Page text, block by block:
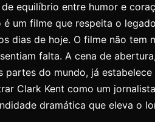
equilíbrio entre humor e
um filme que respeita o
dias de hoje. O filme não tem
falta. A cena de
partes do mundo, já
Clark Kent como um
dramática que eleva o